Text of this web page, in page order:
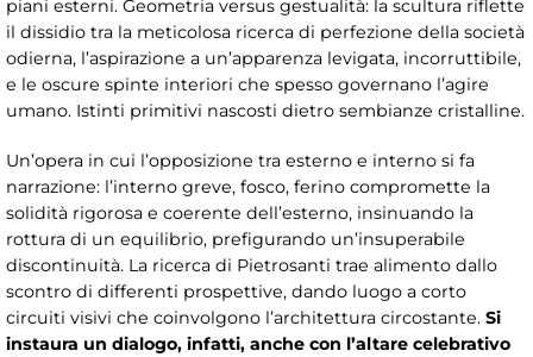
piani esterni. Geometria versus gestualità: la scultura riflette
il dissidio tra la meticolosa ricerca di perfezione della società
odierna, l’aspirazione a un’apparenza levigata, incorruttibile,
e le oscure spinte interiori che spesso governano l’agire
umano. Istinti primitivi nascosti dietro sembianze cristalline.
Un’opera in cui l’opposizione tra esterno e interno si fa
narrazione: l’interno greve, fosco, ferino compromette la
solidità rigorosa e coerente dell’esterno, insinuando la
rottura di un equilibrio, prefigurando un’insuperabile
discontinuità. La ricerca di Pietrosanti trae alimento dallo
scontro di differenti prospettive, dando luogo a corto
circuiti visivi che coinvolgono l’architettura circostante. Si
instaura un dialogo, infatti, anche con l’altare celebrativo